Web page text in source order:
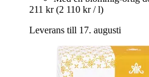
211 kr (2 110 kr / l)
Leverans till 17. augusti